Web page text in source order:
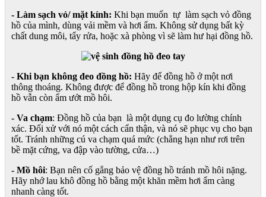
- Làm sạch vỏ/ mặt kính: Khi bạn muốn tự làm sạch vỏ đồng
hồ của mình, dùng vải mềm và hơi ẩm. Không sử dụng bất kỳ
chất dung môi, tẩy rửa, hoặc xà phòng vì sẽ làm hư hại đồng hồ.
- Khi bạn không đeo đồng hồ: Hãy để đồng hồ ở một nơi
thông thoáng. Không được để đồng hồ trong hộp kín khi đồng
hồ vẫn còn ẩm ướt mồ hôi.
- Va chạm: Đồng hồ của bạn là một dụng cụ đo lường chính
xác. Đối xử với nó một cách cẩn thận, và nó sẽ phục vụ cho bạn
tốt. Tránh những cú va chạm quá mức (chẳng hạn như rơi trên
bề mặt cứng, va đập vào tường, cửa…)
- Mồ hôi: Bạn nên cố gắng bảo vệ đồng hồ tránh mồ hôi nặng.
Hãy nhớ lau khô đồng hồ bằng một khăn mềm hơi ẩm càng
nhanh càng tốt.